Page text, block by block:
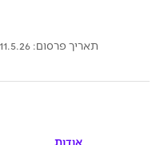
תאריך פרסום: 11.5.26
אודות